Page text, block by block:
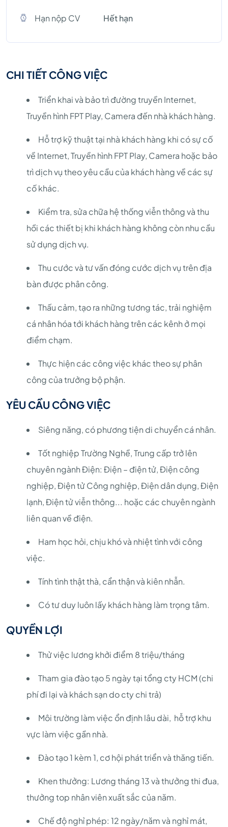
Hạn nộp CV Hết hạn
CHI TIẾT CÔNG VIỆC
Triển khai và bảo trì đường truyền Internet,
Truyền hình FPT Play, Camera đến nhà khách hàng.
Hỗ trợ kỹ thuật tại nhà khách hàng khi có sự cố
về Internet, Truyền hình FPT Play, Camera hoặc bảo
trì dịch vụ theo yêu cầu của khách hàng về các sự
cố khác.
Kiểm tra, sửa chữa hệ thống viễn thông và thu
hồi các thiết bị khi khách hàng không còn nhu cầu
sử dụng dịch vụ.
Thu cước và tư vấn đóng cước dịch vụ trên địa
bàn được phân công.
Thấu cảm, tạo ra những tương tác, trải nghiệm
cá nhân hóa tới khách hàng trên các kênh ở mọi
điểm chạm.
Thực hiện các công việc khác theo sự phân
công của trưởng bộ phận.
YÊU CẦU CÔNG VIỆC
Siêng năng, có phương tiện di chuyển cá nhân.
Tốt nghiệp Trường Nghề, Trung cấp trở lên
chuyên ngành Điện: Điện – điện tử, Điện công
nghiệp, Điện tử Công nghiệp, Điện dân dụng, Điện
lạnh, Điện tử viễn thông... hoặc các chuyên ngành
liên quan về điện.
Ham học hỏi, chịu khó và nhiệt tình với công
việc.
Tính tình thật thà, cẩn thận và kiên nhẫn.
Có tư duy luôn lấy khách hàng làm trọng tâm.
QUYỀN LỢI
Thử việc lương khởi điểm 8 triệu/tháng
Tham gia đào tạo 5 ngày tại tổng cty HCM (chi
phí đi lại và khách sạn do cty chi trả)
Môi trường làm việc ổn định lâu dài, hỗ trợ khu
vực làm việc gần nhà.
Đào tạo 1 kèm 1, cơ hội phát triển và thăng tiến.
Khen thưởng: Lương tháng 13 và thưởng thi đua,
thưởng top nhân viên xuất sắc của năm.
Chế độ nghỉ phép: 12 ngày/năm và nghỉ mát,